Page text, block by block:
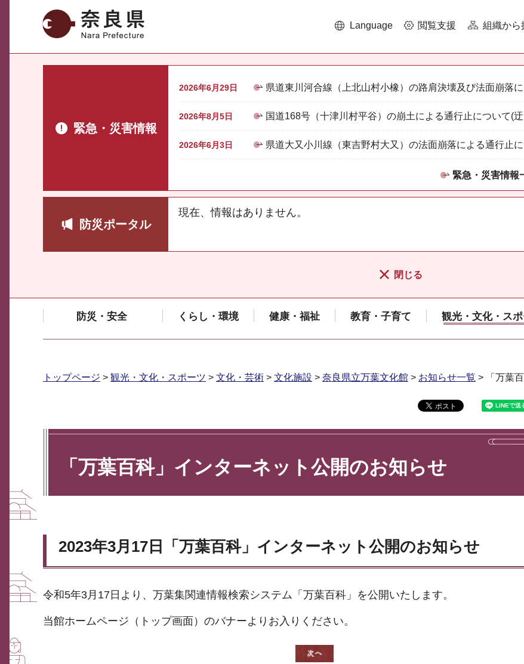
奈良県 Language 閲覧支援 組織から
緊急・災害情報
2026年6月29日 県道東川河合線（上北山村小橡）の路肩決壊及び法面崩落
2026年8月5日 国道168号（十津川村平谷）の崩土による通行止について(
2026年6月3日 県道大又小川線（東吉野村大又）の法面崩落による通行止
緊急・災害情報
防災ポータル
現在、情報はありません。
閉じる
防災・安全 くらし・環境 健康・福祉 教育・子育て 観光・文化・ス
トップページ > 観光・文化・スポーツ > 文化・芸術 > 文化施設 > 奈良県立万葉文化館 > お知らせ一覧 > 「万葉
「万葉百科」インターネット公開のお知らせ
2023年3月17日「万葉百科」インターネット公開のお知らせ
令和5年3月17日より、万葉集関連情報検索システム「万葉百科」を公開いたします。
当館ホームページ（トップ画面）のバナーよりお入りください。